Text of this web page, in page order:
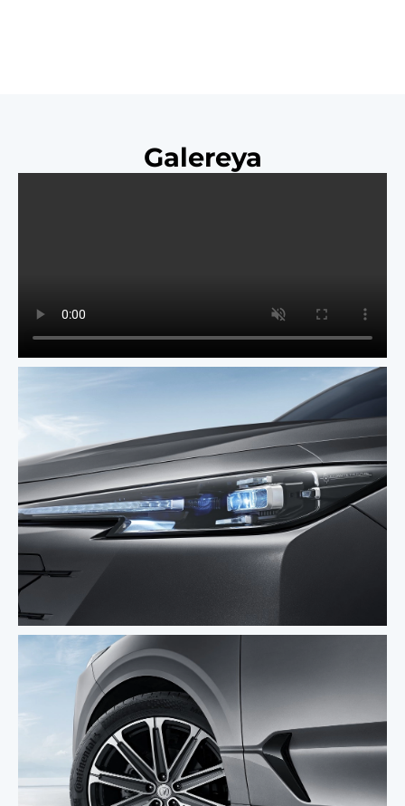
Galereya